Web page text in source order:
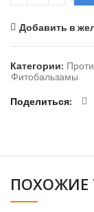
Добавить в
Категории:
Фитобальзамы
Поделиться
ПОХОЖИЕ